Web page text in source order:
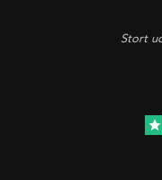
Stort
star